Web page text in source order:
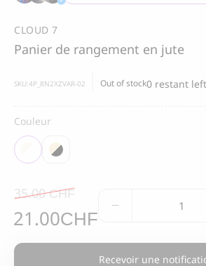
CLOUD 7
Panier de rangement en jute
SKU:4P_8N2XZVAR-02 Out of stock0 restant left
Couleur
35.00CHF
Le
prix
21.00CHF
prixen
Recevoir une
marketing de la part de 4 Paws
adresse email et en cliquant